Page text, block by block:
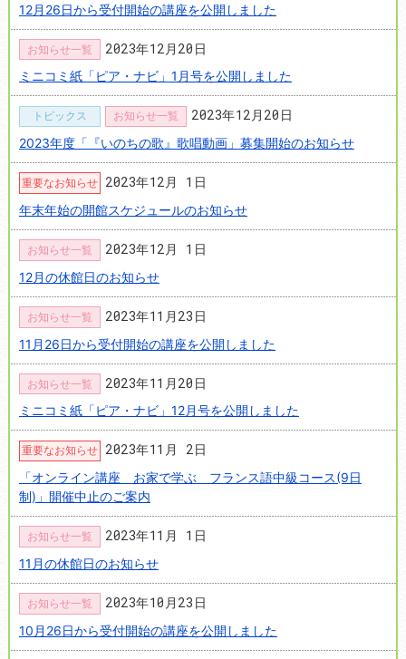
12月26日から受付開始の講座を公開しました
お知らせ一覧 2023年12月20日
ミニコミ紙「ピア・ナビ」1月号を公開しました
トピックス お知らせ一覧 2023年12月20日
2023年度「『いのちの歌』歌唱動画」募集開始のお知らせ
重要なお知らせ 2023年12月 1日
年末年始の開館スケジュールのお知らせ
お知らせ一覧 2023年12月 1日
12月の休館日のお知らせ
お知らせ一覧 2023年11月23日
11月26日から受付開始の講座を公開しました
お知らせ一覧 2023年11月20日
ミニコミ紙「ピア・ナビ」12月号を公開しました
重要なお知らせ 2023年11月 2日
「オンライン講座 お家で学ぶ フランス語中級コース(9日
制)」開催中止のご案内
お知らせ一覧 2023年11月 1日
11月の休館日のお知らせ
お知らせ一覧 2023年10月23日
10月26日から受付開始の講座を公開しました